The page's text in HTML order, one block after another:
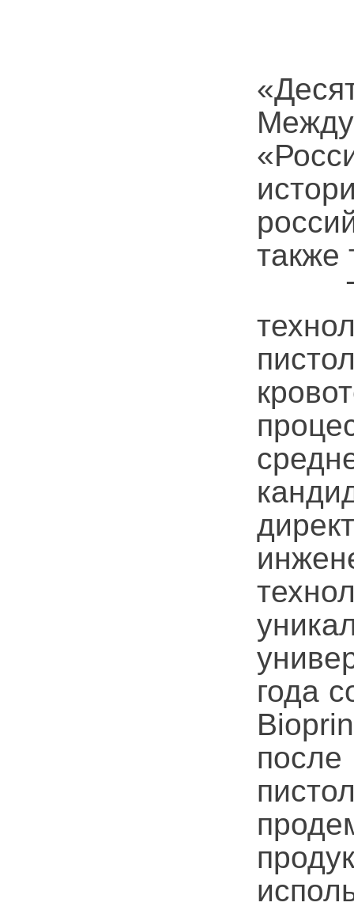
также
года